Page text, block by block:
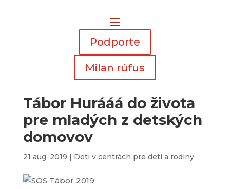
Podporte
Milan rúfus
Tábor Hurááá do života
pre mladých z detských
domovov
21 aug, 2019 | Deti v centrách pre deti a rodiny